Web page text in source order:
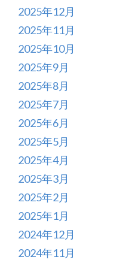
2025年12月
2025年11月
2025年10月
2025年9月
2025年8月
2025年7月
2025年6月
2025年5月
2025年4月
2025年3月
2025年2月
2025年1月
2024年12月
2024年11月